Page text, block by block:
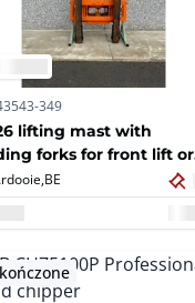
349
lifting mast with
forks for front lift or
the tractor, 2500 kg
BE